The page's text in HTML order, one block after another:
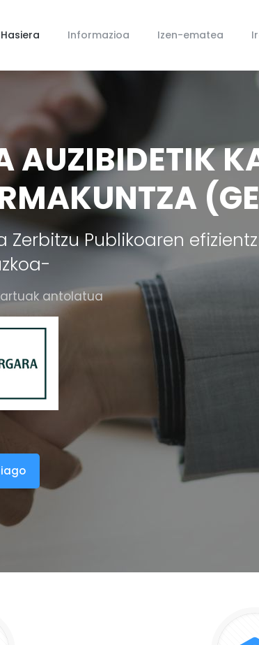
Hasiera Informazioa Izen-ematea
AUZIBIDETIK
Zerbitzu Publikoaren
antolatua